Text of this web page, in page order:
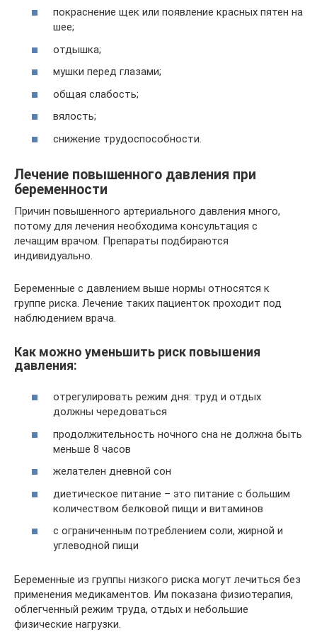
покраснение щек или появление красных пятен на
шее;
отдышка;
мушки перед глазами;
общая слабость;
вялость;
снижение трудоспособности.
Лечение повышенного давления при
беременности
Причин повышенного артериального давления много,
потому для лечения необходима консультация с
лечащим врачом. Препараты подбираются
индивидуально.
Беременные с давлением выше нормы относятся к
группе риска. Лечение таких пациенток проходит под
наблюдением врача.
Как можно уменьшить риск повышения
давления:
отрегулировать режим дня: труд и отдых
должны чередоваться
продолжительность ночного сна не должна быть
меньше 8 часов
желателен дневной сон
диетическое питание – это питание с большим
количеством белковой пищи и витаминов
с ограниченным потреблением соли, жирной и
углеводной пищи
Беременные из группы низкого риска могут лечиться без
применения медикаментов. Им показана физиотерапия,
облегченный режим труда, отдых и небольшие
физические нагрузки.